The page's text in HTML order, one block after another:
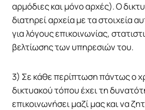
αρμόδιες και μόνο αρχές). Ο
διατηρεί αρχεία με τα στοιχεία
για λόγους επικοινωνίας,
βελτίωσης των υπηρεσιών του.
3) Σε κάθε περίπτωση πάντως ο
δικτυακού τόπου έχει τη
επικοινωνήσει μαζί μας και να